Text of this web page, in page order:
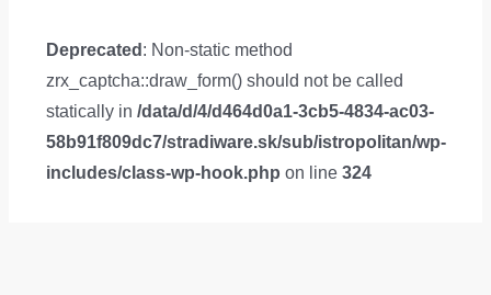
Deprecated : Non-static method
zrx_captcha::draw_form() should not be called
statically in /data/d/4/d464d0a1-3cb5-4834-ac03-
58b91f809dc7/stradiware.sk/sub/istropolitan/wp-
includes/class-wp-hook.php on line 324